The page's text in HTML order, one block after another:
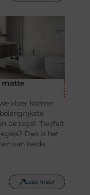
matte
vloer komen
de tegel. Twijfelt
Dan is het
van beide
Lees meer